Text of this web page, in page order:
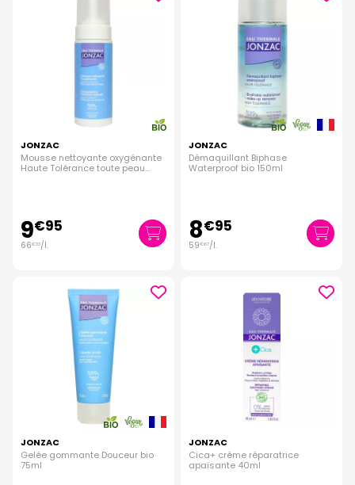
JONZAC
Mousse nettoyante oxygénante
Haute Tolérance toute peau
9€95
66€33/l.
JONZAC
Démaquillant Biphase
Waterproof bio 150ml
8€95
59€67/l.
JONZAC
Gelée gommante Douceur bio
75ml
JONZAC
Cica+ crème réparatrice
apaisante 40ml